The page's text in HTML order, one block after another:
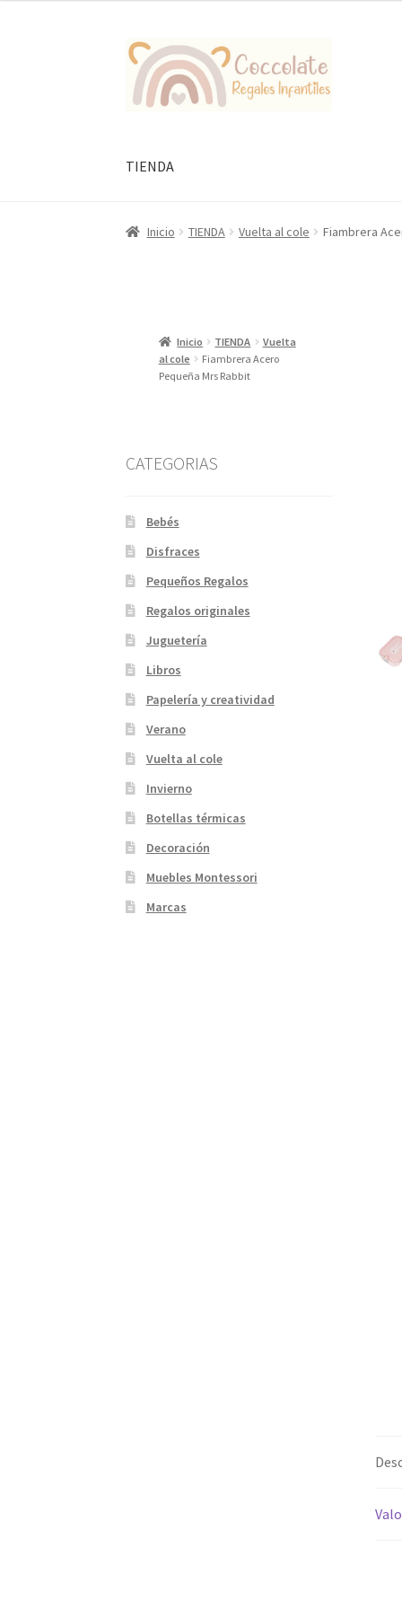
Ir
la
Ir
al
contenido
TIENDA
Inicio TIENDA Vuelta al cole Fiambrera
Inicio TIENDA
Vuelta
al cole
Fiambrera Acero
Pequeña Mrs Rabbit
CATEGORIAS
Bebés
Disfraces
Pequeños Regalos
Regalos originales
Juguetería
Libros
Papelería y creatividad
Verano
Vuelta al cole
Invierno
Botellas térmicas
Decoración
Muebles Montessori
Marcas